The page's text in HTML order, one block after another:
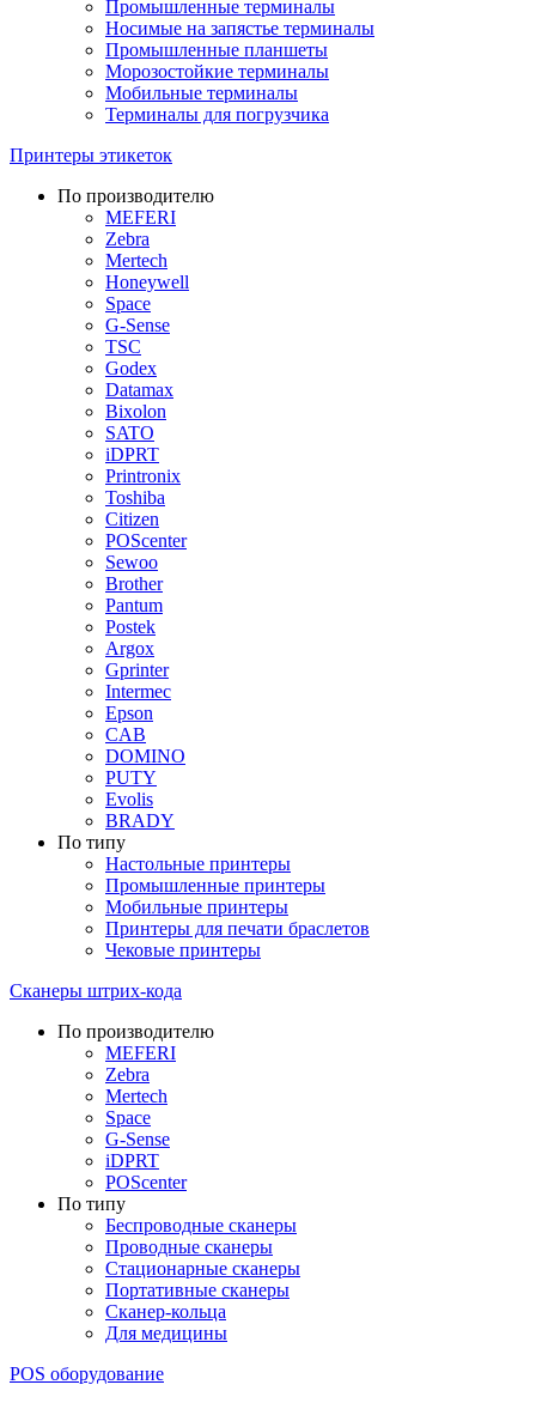
Промышленные терминалы
Носимые на запястье терминалы
Промышленные планшеты
Морозостойкие терминалы
Мобильные терминалы
Терминалы для погрузчика
Принтеры этикеток
По производителю
MEFERI
Zebra
Mertech
Honeywell
Space
G-Sense
TSC
Godex
Datamax
Bixolon
SATO
iDPRT
Printronix
Toshiba
Citizen
POScenter
Sewoo
Brother
Pantum
Postek
Argox
Gprinter
Intermec
Epson
CAB
DOMINO
PUTY
Evolis
BRADY
По типу
Настольные принтеры
Промышленные принтеры
Мобильные принтеры
Принтеры для печати браслетов
Чековые принтеры
Сканеры штрих-кода
По производителю
MEFERI
Zebra
Mertech
Space
G-Sense
iDPRT
POScenter
По типу
Беспроводные сканеры
Проводные сканеры
Стационарные сканеры
Портативные сканеры
Сканер-кольца
Для медицины
POS оборудование